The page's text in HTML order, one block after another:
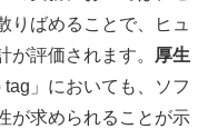
りばめることで、ヒュ
が評価されます。
厚生
」においても、ソフ
が求められることが示